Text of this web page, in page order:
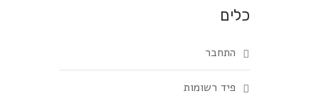
כלים
התחבר
פיד רשומות